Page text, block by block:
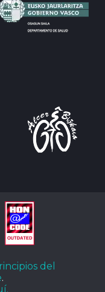
del
.